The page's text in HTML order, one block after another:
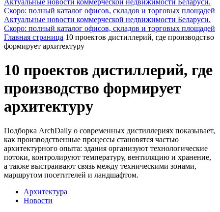
Скоро: полный каталог офисов, складов и торговых площадей
Актуальные новости коммерческой недвижимости Беларуси.
Скоро: полный каталог офисов, складов и торговых площадей
Главная страница 10 проектов дистиллерий, где производство
формирует архитектуру
10 проектов дистиллерий, где
производство формирует
архитектуру
Подборка ArchDaily о современных дистиллериях показывает,
как производственные процессы становятся частью
архитектурного опыта: здания организуют технологические
потоки, контролируют температуру, вентиляцию и хранение,
а также выстраивают связь между техническими зонами,
маршрутом посетителей и ландшафтом.
Архитектура
Новости